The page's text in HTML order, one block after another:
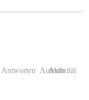
Antworten Aufrufe
Aktivität